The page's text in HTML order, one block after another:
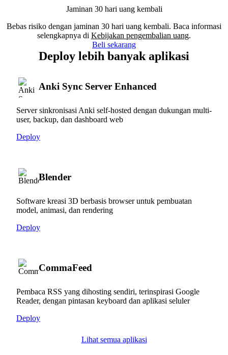
Jaminan 30 hari uang kembali
Bebas risiko dengan jaminan 30 hari uang kembali. Baca informasi
selengkapnya di Kebijakan pengembalian uang.
Beli sekarang
Deploy lebih banyak aplikasi
Anki Sync Server Enhanced
Server sinkronisasi Anki self-hosted dengan dukungan multi-
user, backup, dan dashboard web
Deploy
Blender
Software kreasi 3D berbasis browser untuk pembuatan
model, animasi, dan rendering
Deploy
CommaFeed
Pembaca RSS yang dihosting sendiri, terinspirasi Google
Reader, dengan pintasan keyboard dan aplikasi seluler
Deploy
Lihat semua aplikasi